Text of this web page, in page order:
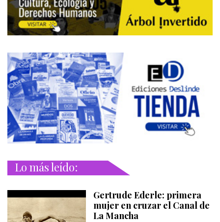
Lo más leído:
Gertrude Ederle: primera
mujer en cruzar el Canal de
La Mancha